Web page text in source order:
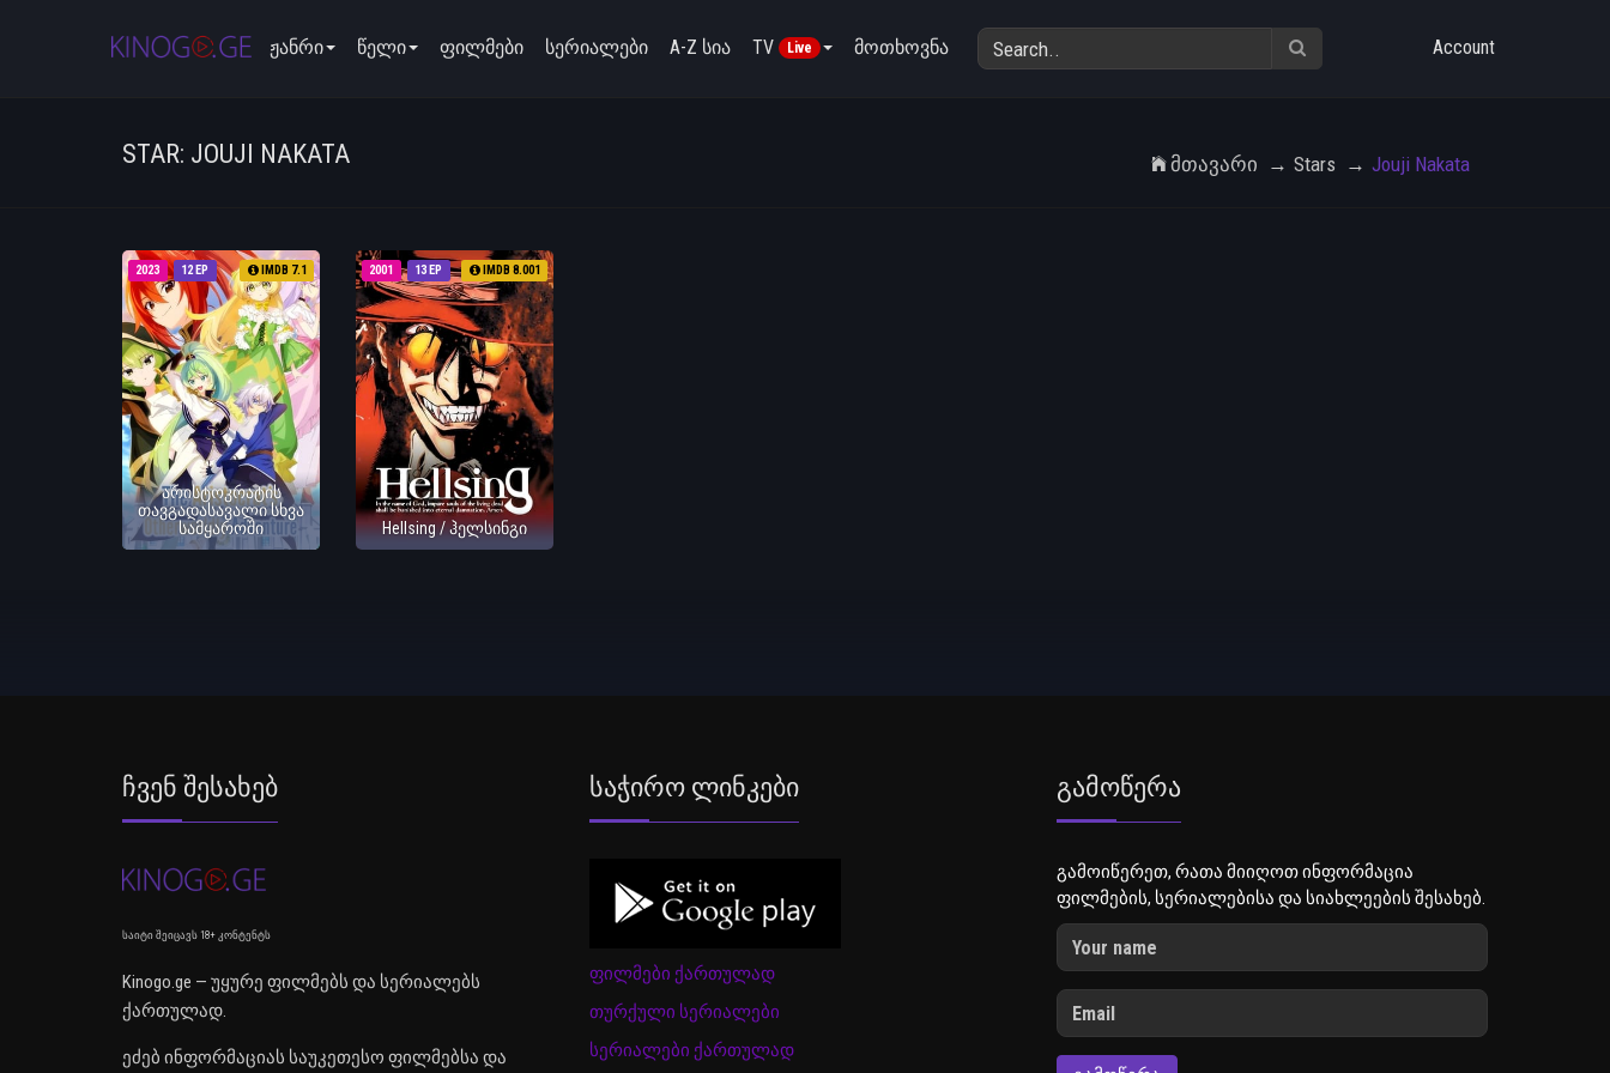
ჟანრი წელი ფილმები სერიალები A-Z სია TV Live მოთხოვნა Account
STAR: JOUJI NAKATA Მთავარი Stars Jouji Nakata
12 EP
2023 IMDB 7.1
არისტოკრატის
თავგადასავალი სხვა
სამყაროში
13 EP
2001 IMDB 8.001
Hellsing / ჰელსინგი
Ჩვენ Შესახებ
საიტი შეიცავს 18+ კონტენტს
Kinogo.ge — უყურე ფილმებს და სერიალებს
ქართულად.
ეძებ ინფორმაციას საუკეთესო ფილმებსა და
Საჭირო Ლინკები
ფილმები ქართულად
თურქული სერიალები
სერიალები ქართულად
Გამოწერა
გამოიწერეთ, რათა მიიღოთ ინფორმაცია
ფილმების, სერიალებისა და სიახლეების შესახებ.